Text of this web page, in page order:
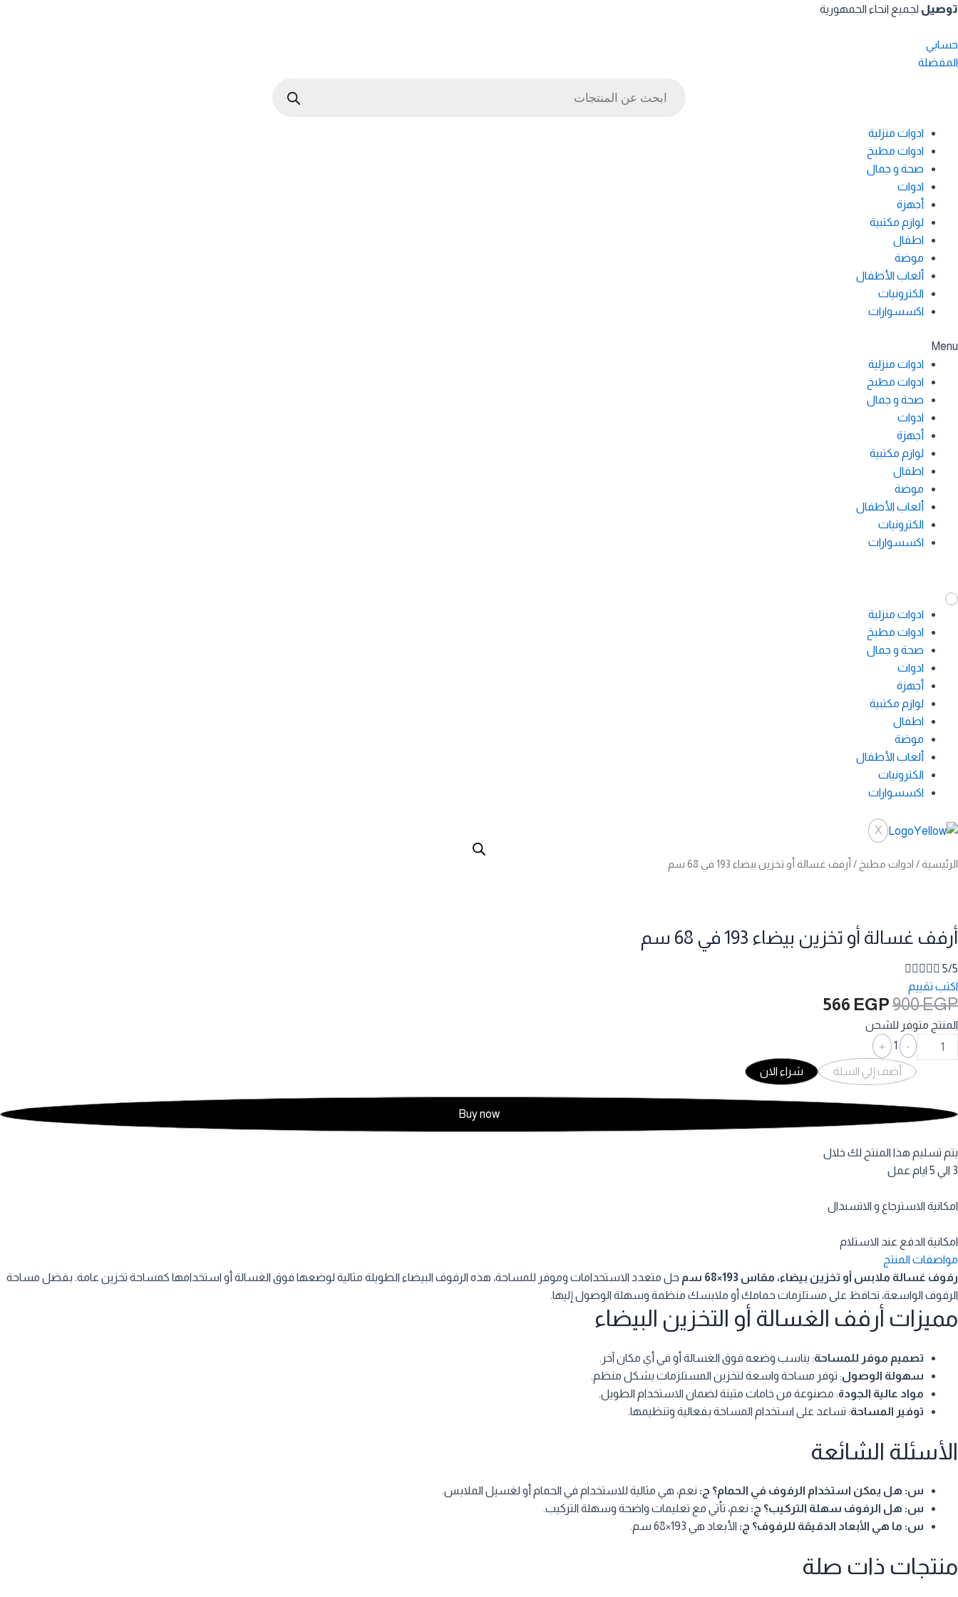
تخطي
المحتوى
توصيل لجميع انحاء الجمهورية
حسابي
المفضلة
search
ادوات منزلية
ادوات مطبخ
صحة و جمال
ادوات
أجهزة
لوازم مكتبية
اطفال
موضة
ألعاب الأطفال
الكترونيات
اكسسوارات
Menu
ادوات منزلية
ادوات مطبخ
صحة و جمال
ادوات
أجهزة
لوازم مكتبية
اطفال
موضة
ألعاب الأطفال
الكترونيات
اكسسوارات
ادوات منزلية
ادوات مطبخ
صحة و جمال
ادوات
أجهزة
لوازم مكتبية
اطفال
موضة
ألعاب الأطفال
الكترونيات
اكسسوارات
X
الرئيسية/ ادوات مطبخ / أرفف غسالة أو تخزين بيضاء 193 في 68 سم
أرفف غسالة أو تخزين بيضاء 193 في 68 سم
     5/5
اكتب تقييم
900EGP
السعر
الأصلي
هو:
900 EGP.
566 EGP
السعر
566 EGP.
المنتج متوفر للشحن
Quantity
-
1
+
أضف إلي السلة شراء الان
Buy now
يتم تسليم هذا المنتج لك خلال
3 الي 5 ايام عمل
امكانية الاسترجاع و الاتسبدال
امكانية الدفع عند الاستلام
مواصفات المنتج
رفوف غسالة ملابس أو تخزين بيضاء، مقاس 193×68 سم
حل متعدد الاستخدامات وموفر للمساحة، هذه الرفوف البيضاء الطويلة مثالية لوضعها فوق الغسالة أو استخدامها كمساحة تخزين عامة. بفضل مساحة
الرفوف الواسعة، تحافظ على مستلزمات حمامك أو ملابسك منظمة وسهلة الوصول إليها.
مميزات أرفف الغسالة أو التخزين البيضاء
تصميم موفر للمساحة: يناسب وضعه فوق الغسالة أو في أي مكان آخر.
سهولة الوصول: توفر مساحة واسعة لتخزين المستلزمات بشكل منظم.
مواد عالية الجودة: مصنوعة من خامات متينة لضمان الاستخدام الطويل.
توفير المساحة: تساعد على استخدام المساحة بفعالية وتنظيمها.
الأسئلة الشائعة
س: هل يمكن استخدام الرفوف في الحمام؟ ج: نعم، هي مثالية للاستخدام في الحمام أو لغسيل الملابس.
س: هل الرفوف سهلة التركيب؟ ج: نعم، تأتي مع تعليمات واضحة وسهلة التركيب.
س: ما هي الأبعاد الدقيقة للرفوف؟ ج: الأبعاد هي 193×68 سم.
منتجات ذات صلة